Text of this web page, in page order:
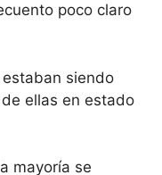
poco claro
siendo
ellas en estado
mayoría se